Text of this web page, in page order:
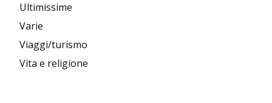
Ultimissime
Varie
Viaggi/turismo
Vita e religione